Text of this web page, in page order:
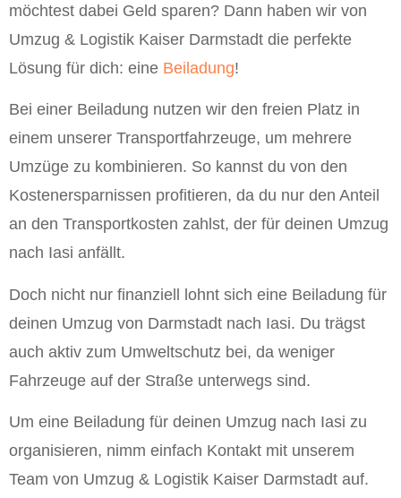
möchtest dabei Geld sparen? Dann haben wir von
Umzug & Logistik Kaiser Darmstadt die perfekte
Lösung für dich: eine Beiladung!
Bei einer Beiladung nutzen wir den freien Platz in
einem unserer Transportfahrzeuge, um mehrere
Umzüge zu kombinieren. So kannst du von den
Kostenersparnissen profitieren, da du nur den Anteil
an den Transportkosten zahlst, der für deinen Umzug
nach Iasi anfällt.
Doch nicht nur finanziell lohnt sich eine Beiladung für
deinen Umzug von Darmstadt nach Iasi. Du trägst
auch aktiv zum Umweltschutz bei, da weniger
Fahrzeuge auf der Straße unterwegs sind.
Um eine Beiladung für deinen Umzug nach Iasi zu
organisieren, nimm einfach Kontakt mit unserem
Team von Umzug & Logistik Kaiser Darmstadt auf.